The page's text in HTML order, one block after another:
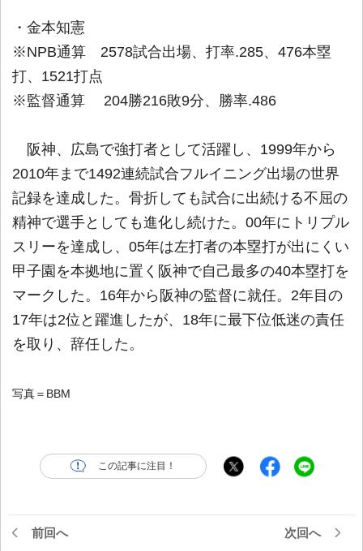
・金本知憲
※NPB通算 2578試合出場、打率.285、476本塁
打、1521打点
※監督通算 204勝216敗9分、勝率.486
阪神、広島で強打者として活躍し、1999年から
2010年まで1492連続試合フルイニング出場の世界
記録を達成した。骨折しても試合に出続ける不屈の
精神で選手としても進化し続けた。00年にトリプル
スリーを達成し、05年は左打者の本塁打が出にくい
甲子園を本拠地に置く阪神で自己最多の40本塁打を
マークした。16年から阪神の監督に就任。2年目の
17年は2位と躍進したが、18年に最下位低迷の責任
を取り、辞任した。
写真＝BBM
この記事に注目！
前回へ 次回へ